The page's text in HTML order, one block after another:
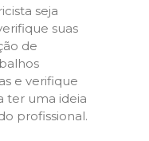
seja
suas
de
e verifique
ter uma ideia
profissional.